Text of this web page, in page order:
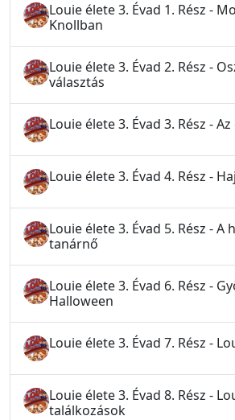
Louie élete 3. Évad 1. Rész -
Knollban
Louie élete 3. Évad 2. Rész -
választás
Louie élete 3. Évad 3. Rész -
Louie élete 3. Évad 4. Rész -
Louie élete 3. Évad 5. Rész - A
tanárnő
Louie élete 3. Évad 6. Rész -
Halloween
Louie élete 3. Évad 7. Rész -
Louie élete 3. Évad 8. Rész -
találkozások